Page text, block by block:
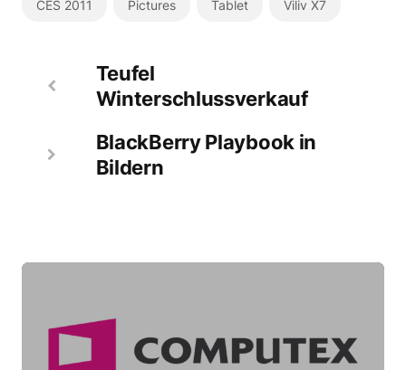
CES 2011 Pictures Tablet Viliv X7
Teufel
Winterschlussverkauf
BlackBerry Playbook in
Bildern